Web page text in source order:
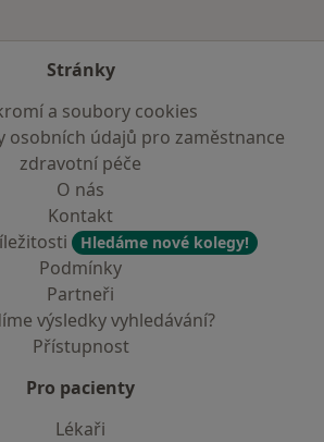
Stránky
a soubory cookies
osobních údajů pro zaměstnance
zdravotní péče
O nás
Kontakt
Hledáme nové kolegy!
Podmínky
Partneři
výsledky vyhledávání?
Přístupnost
Pro pacienty
Lékaři